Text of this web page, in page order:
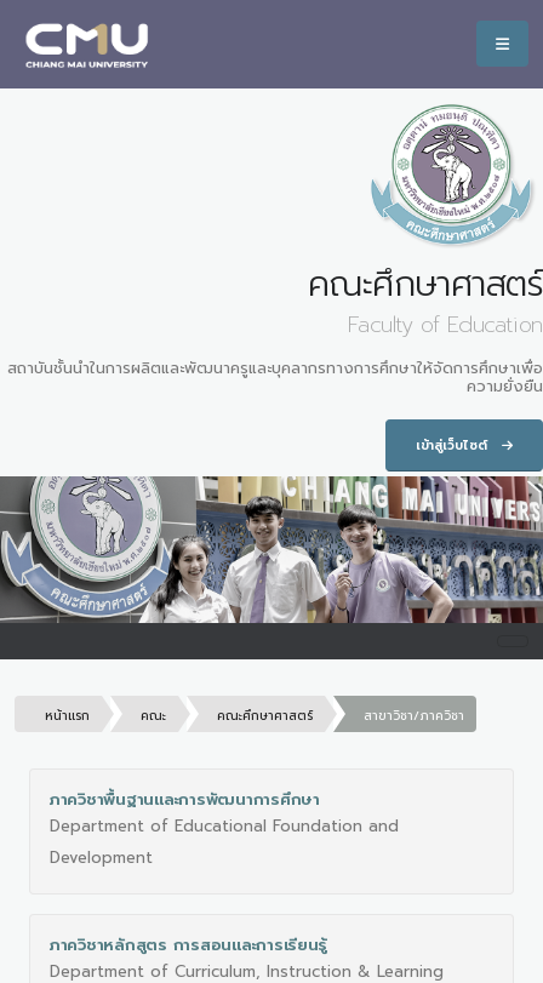
คณะศึกษาศาสตร์
Faculty of Education
สถาบันชั้นนำในการผลิตและพัฒนาครูและบุคลากรทางการศึกษาให้จัดการศึกษาเพื่อ
ความยั่งยืน
เข้าสู่เว็บไซต์
หน้าแรก คณะ คณะศึกษาศาสตร์ สาขาวิชา/ภาควิชา
ภาควิชาพื้นฐานและการพัฒนาการศึกษา
Department of Educational Foundation and
Development
ภาควิชาหลักสูตร การสอนและการเรียนรู้
Department of Curriculum, Instruction & Learning